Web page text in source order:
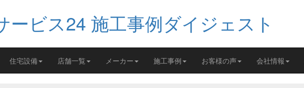
住宅設備 店舗一覧 メーカー 施工事例 お客様の声 会社情報